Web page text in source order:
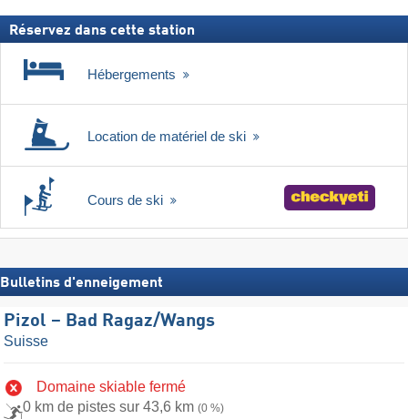
Réservez dans cette station
Hébergements
Location de matériel de ski
Cours de ski
Bulletins d'enneigement
Pizol – Bad Ragaz/​Wangs
Suisse
Domaine skiable fermé
0 km de pistes sur 43,6 km (0 %)